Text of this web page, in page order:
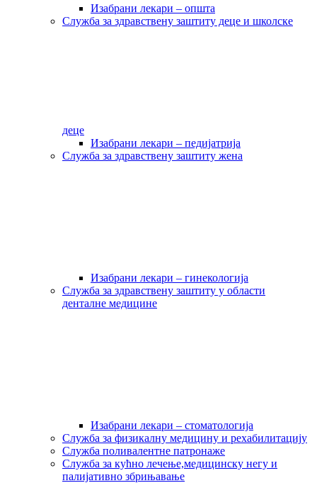
Изабрани лекари – општа
Служба за здравствену заштиту деце и школске
деце
Изабрани лекари – педијатрија
Служба за здравствену заштиту жена
Изабрани лекари – гинекологија
Служба за здравствену заштиту у области
денталне медицине
Изабрани лекари – стоматологија
Служба за физикалну медицину и рехабилитацију
Служба поливалентне патронаже
Служба за кућно лечење,медицинску негу и
палијативно збрињавање